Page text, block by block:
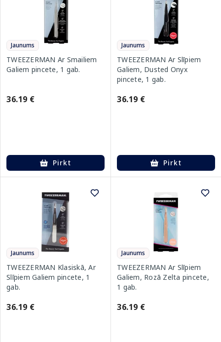
Jaunums
TWEEZERMAN Ar Smailiem
Galiem pincete, 1 gab.
36.19 €
Pirkt
Jaunums
TWEEZERMAN Ar Slīpiem
Galiem, Dusted Onyx
pincete, 1 gab.
36.19 €
Pirkt
Jaunums
TWEEZERMAN Klasiskā, Ar
Slīpiem Galiem pincete, 1
gab.
36.19 €
Jaunums
TWEEZERMAN Ar Slīpiem
Galiem, Rozā Zelta pincete,
1 gab.
36.19 €